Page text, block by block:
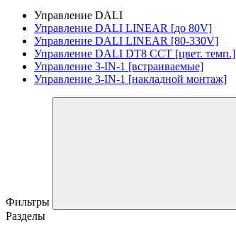
Управление DALI
Управление DALI LINEAR [до 80V]
Управление DALI LINEAR [80-330V]
Управление DALI DT8 CCT [цвет. темп.]
Управление 3-IN-1 [встраиваемые]
Управление 3-IN-1 [накладной монтаж]
Фильтры
Разделы